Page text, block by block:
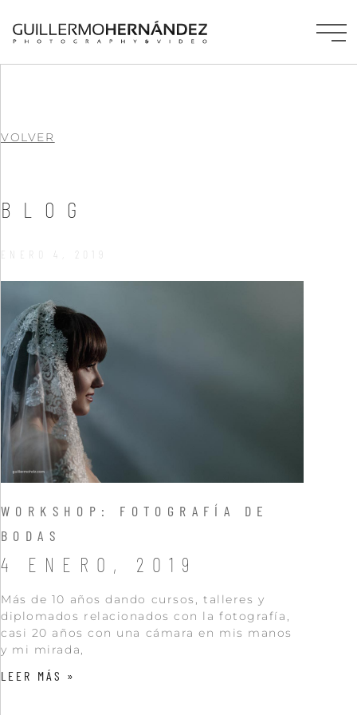
VOLVER
BLOG
ENERO 4, 2019
WORKSHOP: FOTOGRAFÍA DE
BODAS
4 ENERO, 2019
Más de 10 años dando cursos, talleres y
diplomados relacionados con la fotografía,
casi 20 años con una cámara en mis manos
y mi mirada,
LEER MÁS »